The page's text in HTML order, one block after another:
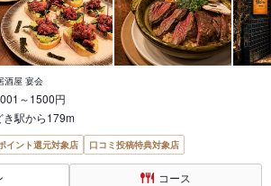
酒屋 宴会
～1500円
駅から179m
イント還元対象店 口コミ投稿特典対象店
コース